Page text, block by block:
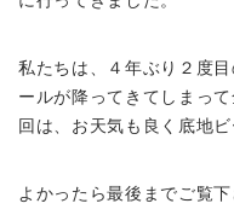
私たちは、４年ぶり２度
ールが降ってきてしまっ
回は、お天気も良く底地
よかったら最後までご覧下